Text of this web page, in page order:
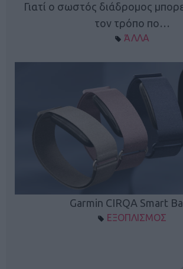
Γιατί ο σωστός διάδρομος
τον τρόπο πο…
ΆΛΛΑ
Garmin CIRQA Smart
ΕΞΟΠΛΙΣΜΟΣ